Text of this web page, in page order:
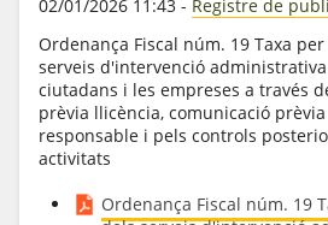
02/01/2026 11:43 - Registre de
Ordenança Fiscal núm. 19 Taxa
serveis d'intervenció
ciutadans i les empreses a través
prèvia llicència, comunicació
responsable i pels controls
activitats
Ordenança Fiscal núm. 19